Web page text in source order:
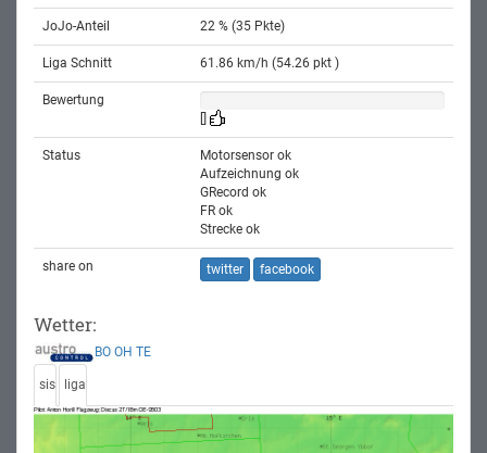
JoJo-Anteil 22 % (35 Pkte)
Liga Schnitt 61.86 km/h (54.26 pkt )
Bewertung
Status
Motorsensor ok
Aufzeichnung ok
GRecord ok
FR ok
Strecke ok
share on twitter facebook
Wetter:
BO OH TE
sis liga